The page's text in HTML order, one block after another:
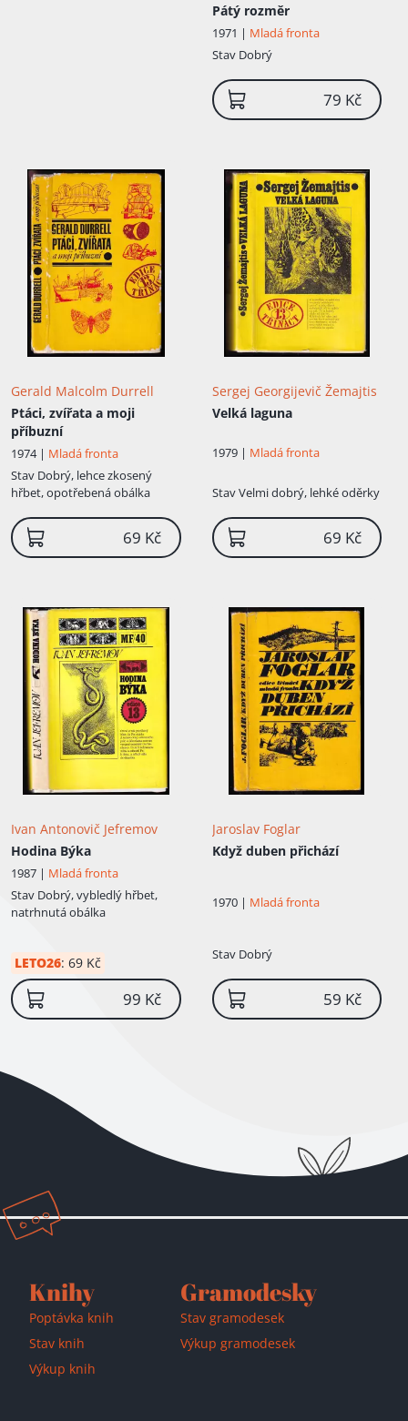
Pátý rozměr
1971 | Mladá fronta
Stav Dobrý
79 Kč
Gerald Malcolm Durrell
Ptáci, zvířata a moji
příbuzní
1974 | Mladá fronta
Stav Dobrý, lehce zkosený
hřbet, opotřebená obálka
69 Kč
Sergej Georgijevič Žemajtis
Velká laguna
1979 | Mladá fronta
StavVelmi dobrý, lehké oděrky
69 Kč
Ivan Antonovič Jefremov
Hodina Býka
1987 | Mladá fronta
Stav Dobrý, vybledlý hřbet,
natrhnutá obálka
LETO26: 69 Kč
99 Kč
Jaroslav Foglar
Když duben přichází
1970 | Mladá fronta
Stav Dobrý
59 Kč
Přidáno do košíku!
Knihy
Poptávka knih
Stav knih
Výkup knih
Gramodesky
Stav gramodesek
Výkup gramodesek